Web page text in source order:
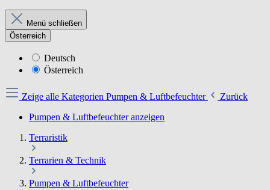
Menü schließen
Österreich
Deutsch
Österreich
Zeige alle Kategorien Pumpen & Luftbefeuchter
Zurück
Pumpen & Luftbefeuchter anzeigen
Terraristik
Terrarien & Technik
Pumpen & Luftbefeuchter